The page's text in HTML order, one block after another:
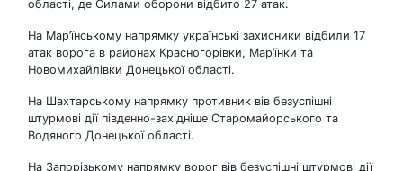
області, де Силами оборони відбито 27 атак.
На Мар’їнському напрямку українські захисники відбили 17
атак ворога в районах Красногорівки, Мар’їнки та
Новомихайлівки Донецької області.
На Шахтарському напрямку противник вів безуспішні
штурмові дії південно-західніше Старомайорського та
Водяного Донецької області.
На Запорізькому напрямку ворог вів безуспішні штурмові дії